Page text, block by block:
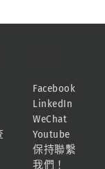
Facebook
LinkedIn
WeChat
Youtube
保持聯繫
我們！